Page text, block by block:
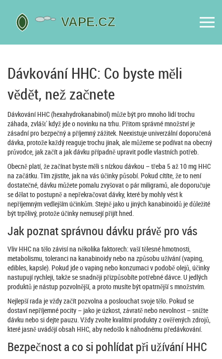
Dávkování HHC: Co byste měli
vědět, než začnete
Dávkování HHC (hexahydrokanabinol) může být pro mnoho lidí trochu
záhada, zvlášť když jde o novinku na trhu. Přitom správné množství je
zásadní pro bezpečný a příjemný zážitek. Neexistuje univerzální doporučená
dávka, protože každý reaguje trochu jinak, ale můžeme se podívat na obecný
průvodce, jak začít a jak dávku případně upravit podle vlastních potřeb.
Obecně platí, že začínat byste měli s nízkou dávkou – třeba 5 až 10 mg HHC
na začátku. Tím zjistíte, jak na vás účinky působí. Pokud cítíte, že to není
dostatečné, dávku můžete pomalu zvyšovat o pár miligramů, ale doporučuje
se dělat to postupně a nepřekračovat dávky, které by mohly vést k
nepříjemným vedlejším účinkům. Stejně jako u jiných kanabinoidů je důležité
být trpělivý, protože účinky nemusejí přijít hned.
Jak poznat správnou dávku právě pro vás
Vliv HHC na tělo závisí na několika faktorech: vaší tělesné hmotnosti,
metabolismu, toleranci na kanabinoidy nebo na způsobu užívání (vaping,
edibles, kapsle). Pokud jde o vaping nebo konzumaci v podobě olejů, účinky
nastupují rychleji, takže se snadněji přizpůsobíte potřebné dávce. U jedlých
produktů je nástup pozvolnější, a proto musíte být opatrnější s množstvím.
Nejlepší rada je vždy začít pozvolna a poslouchat svoje tělo. Pokud se
dostaví nepříjemné pocity – jako je úzkost, závratě nebo nevolnost – snižte
dávku nebo si dejte pauzu. Vždy zvolte kvalitní produkty z ověřených zdrojů,
které jasně uvádějí obsah HHC, aby nedošlo k náhodnému předávkování.
Bezpečnost a co si pohlídat při užívání HHC